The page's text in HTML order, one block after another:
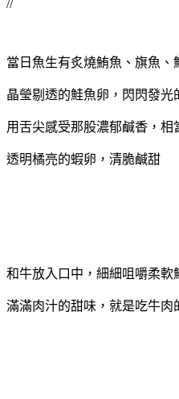
//
當日魚生有炙燒鮪魚、旗魚、
晶瑩剔透的鮭魚卵，閃閃發光
用舌尖感受那股濃郁鹹香，相
透明橘亮的蝦卵，清脆鹹甜
和牛放入口中，細細咀嚼柔軟
滿滿肉汁的甜味，就是吃牛肉